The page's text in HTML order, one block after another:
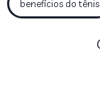
benefícios do tênis